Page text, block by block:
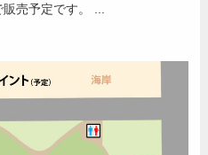
売予定です。 ...